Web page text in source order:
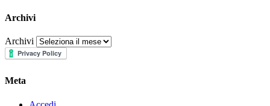
Archivi
Archivi
Meta